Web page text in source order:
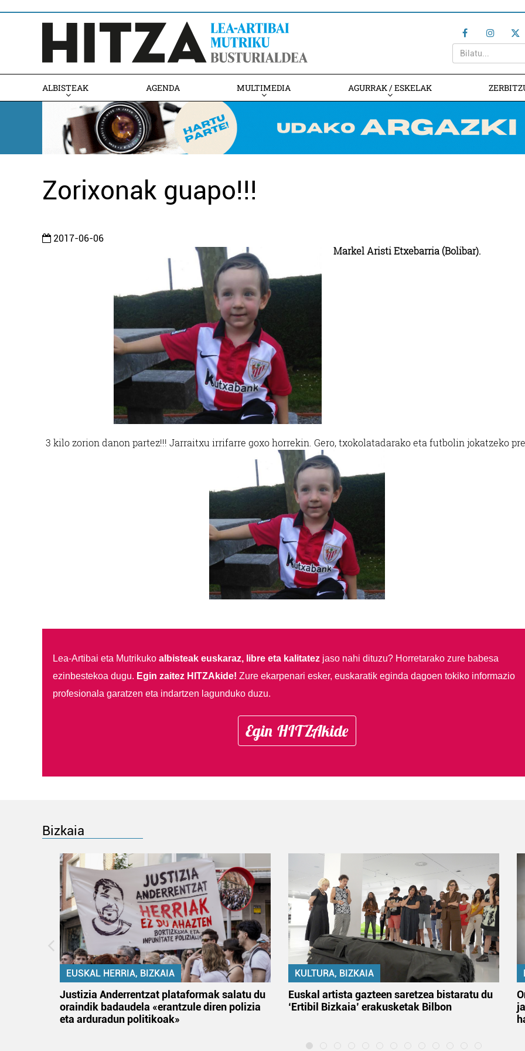
ALBISTEAK AGENDA MULTIMEDIA AGURRAK / ESKELAK
Zorixonak guapo!!!
2017-06-06
Markel Aristi Etxebarria (Bolibar).
3 kilo zorion danon partez!!! Jarraitxu irrifarre goxo horrekin. Gero, txokolatadarako eta futbolin jokatzeko
Lea-Artibai eta Mutrikuko albisteak euskaraz, libre eta kalitatezjaso nahi dituzu? Horretarako zure babesa
ezinbestekoa dugu. Egin zaitez HITZAkide! Zure ekarpenari esker, euskaratik eginda dagoen tokiko informazio
profesionala garatzen eta indartzen lagunduko duzu.
Egin HITZAkide
Bizkaia
EUSKAL HERRIA, BIZKAIA
Justizia Anderrentzat plataformak salatu du
oraindik badaudela «erantzule diren polizia
eta arduradun politikoak»
KULTURA, BIZKAIA
Euskal artista gazteen saretzea bistaratu du
‘Ertibil Bizkaia’ erakusketak Bilbon